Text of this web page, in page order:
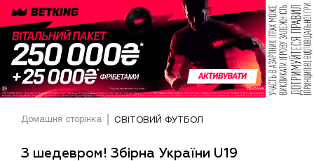
Домашня сторінка СВІТОВИЙ ФУТБОЛ
З шедевром! Збірна України U19